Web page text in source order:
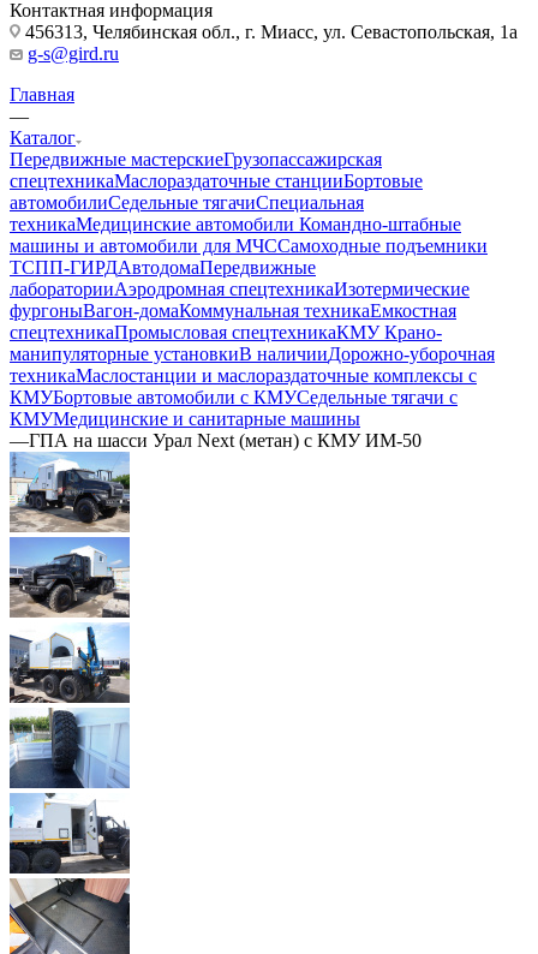
Контактная информация
456313, Челябинская обл., г. Миасс, ул. Севастопольская, 1а
g-s@gird.ru
Главная
—
Каталог
Передвижные мастерскиеГрузопассажирская
спецтехникаМаслораздаточные станцииБортовые
автомобилиСедельные тягачиСпециальная
техникаМедицинские автомобили Командно-штабные
машины и автомобили для МЧССамоходные подъемники
ТСПП-ГИРДАвтодомаПередвижные
лабораторииАэродромная спецтехникаИзотермические
фургоныВагон-домаКоммунальная техникаЕмкостная
спецтехникаПромысловая спецтехникаКМУ Крано-
манипуляторные установкиВ наличииДорожно-уборочная
техникаМаслостанции и маслораздаточные комплексы с
КМУБортовые автомобили с КМУСедельные тягачи с
КМУМедицинские и санитарные машины
—ГПА на шасси Урал Next (метан) с КМУ ИМ-50